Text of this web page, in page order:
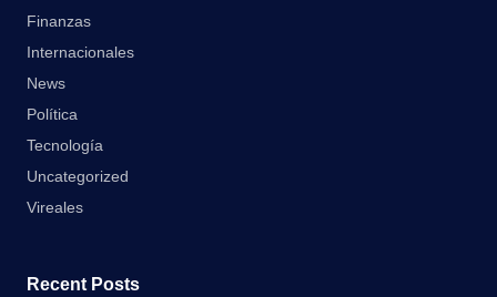
Finanzas
Internacionales
News
Política
Tecnología
Uncategorized
Vireales
Recent Posts